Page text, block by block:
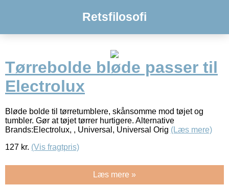
Retsfilosofi
Tørrebolde bløde passer til
Electrolux
Bløde bolde til tørretumblere, skånsomme mod tøjet og
tumbler. Gør at tøjet tørrer hurtigere. Alternative
Brands:Electrolux, , Universal, Universal Orig (Læs mere)
127 kr. (Vis fragtpris)
Læs mere »